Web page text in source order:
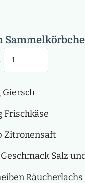
Giersch
Frischkäse
Zitronensaft
Salz
Räucherlachs